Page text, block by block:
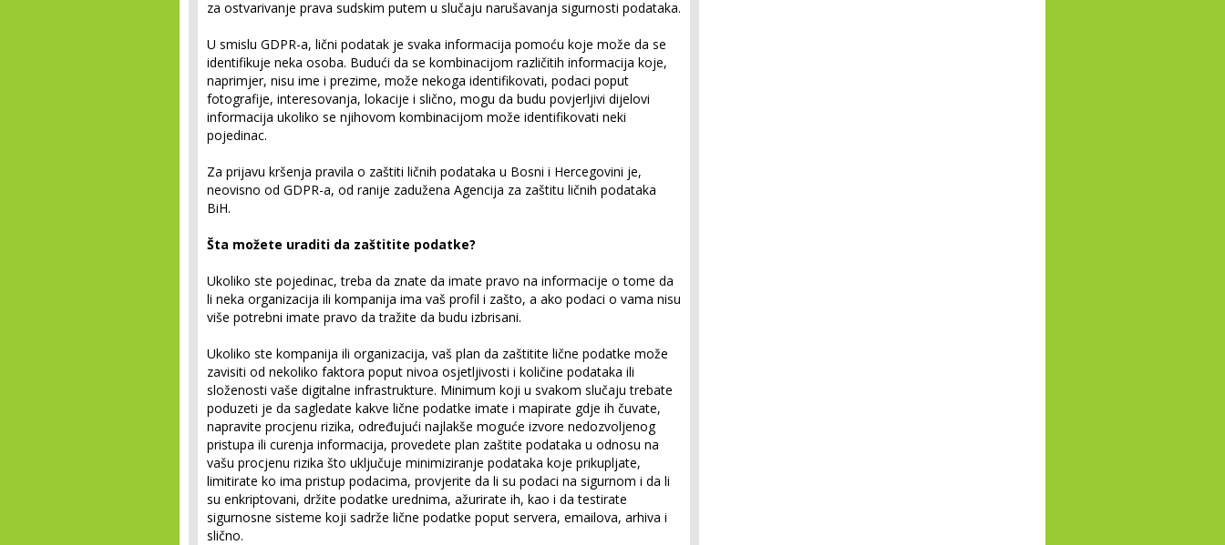
za ostvarivanje prava sudskim putem u slučaju narušavanja sigurnosti podataka.
U smislu GDPR-a, lični podatak je svaka informacija pomoću koje može da se
identifikuje neka osoba. Budući da se kombinacijom različitih informacija koje,
naprimjer, nisu ime i prezime, može nekoga identifikovati, podaci poput
fotografije, interesovanja, lokacije i slično, mogu da budu povjerljivi dijelovi
informacija ukoliko se njihovom kombinacijom može identifikovati neki
pojedinac.
Za prijavu kršenja pravila o zaštiti ličnih podataka u Bosni i Hercegovini je,
neovisno od GDPR-a, od ranije zadužena Agencija za zaštitu ličnih podataka
BiH.
Šta možete uraditi da zaštitite podatke?
Ukoliko ste pojedinac, treba da znate da imate pravo na informacije o tome da
li neka organizacija ili kompanija ima vaš profil i zašto, a ako podaci o vama nisu
više potrebni imate pravo da tražite da budu izbrisani.
Ukoliko ste kompanija ili organizacija, vaš plan da zaštitite lične podatke može
zavisiti od nekoliko faktora poput nivoa osjetljivosti i količine podataka ili
složenosti vaše digitalne infrastrukture. Minimum koji u svakom slučaju trebate
poduzeti je da sagledate kakve lične podatke imate i mapirate gdje ih čuvate,
napravite procjenu rizika, određujući najlakše moguće izvore nedozvoljenog
pristupa ili curenja informacija, provedete plan zaštite podataka u odnosu na
vašu procjenu rizika što uključuje minimiziranje podataka koje prikupljate,
limitirate ko ima pristup podacima, provjerite da li su podaci na sigurnom i da li
su enkriptovani, držite podatke urednima, ažurirate ih, kao i da testirate
sigurnosne sisteme koji sadrže lične podatke poput servera, emailova, arhiva i
slično.